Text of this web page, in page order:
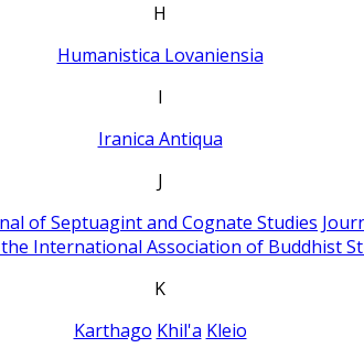
H
Humanistica Lovaniensia
I
Iranica Antiqua
J
of Septuagint and Cognate Studies
International Association of Buddhist
K
Karthago Khil'a Kleio